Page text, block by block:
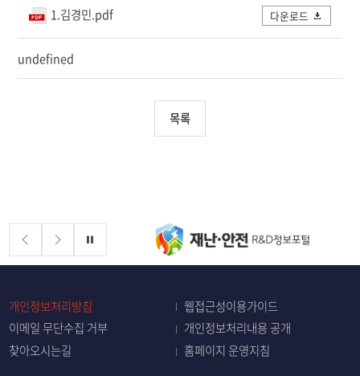
1.김경민.pdf 다운로드
undefined
목록
배너존
개인정보처리방침
웹접근성이용가이드
이메일 무단수집 거부
개인정보처리내용 공개
찾아오시는길
홈페이지 운영지침